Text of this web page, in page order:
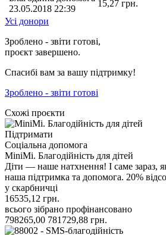
23.05.2018 22:39
15,27 грн.
Усі донори
Зроблено - звіти готові,
проєкт завершено.
Спасибі вам за вашу підтримку!
Зроблено - звіти готові
Схожі проєкти
Підтримати
Соціальна допомога
MiniMi. Благодійність для дітей
Діти — наше натхнення! І саме зараз,
наша підтримка та допомога. 20%
у скарбничці
16535,12 грн.
всього зібрано профінансовано
798265,00 781729,88 грн.